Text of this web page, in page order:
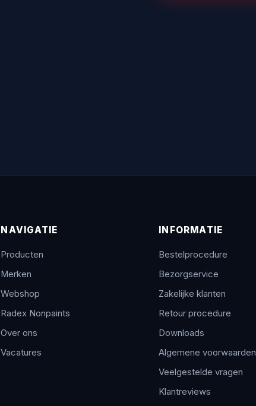
NAVIGATIE
Producten
Merken
Webshop
Radex Nonpaints
Over ons
Vacatures
INFORMATIE
Bestelprocedure
Bezorgservice
Zakelijke klanten
Retour procedure
Downloads
Algemene voorwaarden
Veelgestelde vragen
Klantreviews